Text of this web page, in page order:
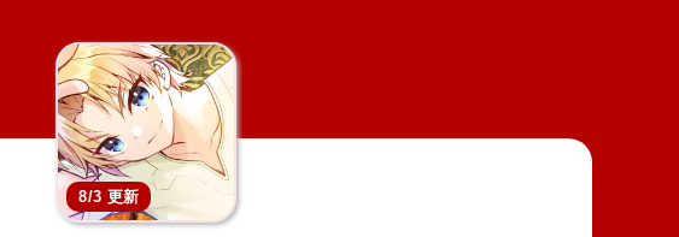
8/3 更新